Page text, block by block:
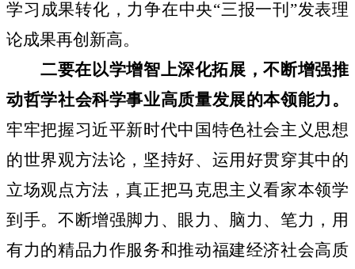
学习成果转化，力争在中央“三报一刊”发表理
论成果再创新高。
二要在以学增智上深化拓展，不断增强推
动哲学社会科学事业高质量发展的本领能力。
牢牢把握习近平新时代中国特色社会主义思想
的世界观方法论，坚持好、运用好贯穿其中的
立场观点方法，真正把马克思主义看家本领学
到手。不断增强脚力、眼力、脑力、笔力，用
有力的精品力作服务和推动福建经济社会高质